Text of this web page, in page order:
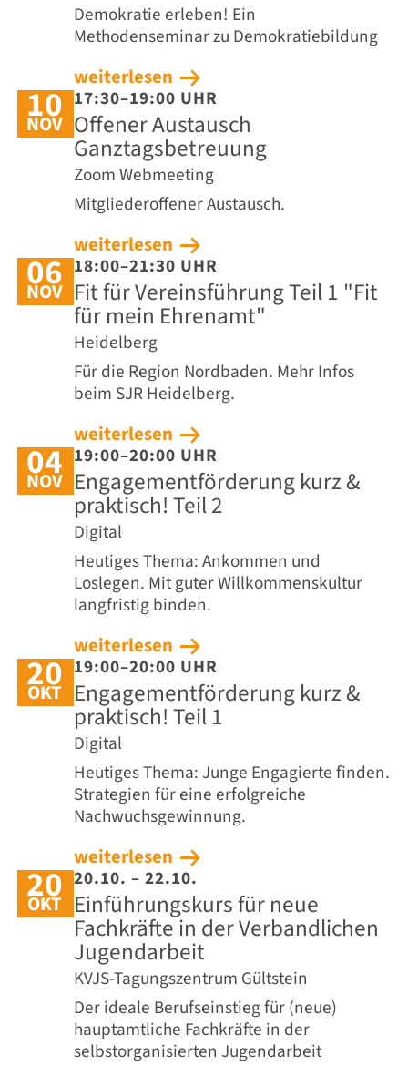
Demokratie erleben! Ein
Methodenseminar zu Demokratiebildung
weiterlesen
10
NOV
17:30–19:00 UHR
Offener Austausch
Ganztagsbetreuung
Zoom Webmeeting
Mitgliederoffener Austausch.
weiterlesen
06
NOV
18:00–21:30 UHR
Fit für Vereinsführung Teil 1 "Fit
für mein Ehrenamt"
Heidelberg
Für die Region Nordbaden. Mehr Infos
beim SJR Heidelberg.
weiterlesen
04
NOV
19:00–20:00 UHR
Engagementförderung kurz &
praktisch! Teil 2
Digital
Heutiges Thema: Ankommen und
Loslegen. Mit guter Willkommenskultur
langfristig binden.
weiterlesen
20
OKT
19:00–20:00 UHR
Engagementförderung kurz &
praktisch! Teil 1
Digital
Heutiges Thema: Junge Engagierte finden.
Strategien für eine erfolgreiche
Nachwuchsgewinnung.
weiterlesen
20
OKT
20.10. – 22.10.
Einführungskurs für neue
Fachkräfte in der Verbandlichen
Jugendarbeit
KVJS-Tagungszentrum Gültstein
Der ideale Berufseinstieg für (neue)
hauptamtliche Fachkräfte in der
selbstorganisierten Jugendarbeit